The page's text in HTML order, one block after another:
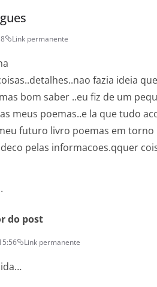
Link permanente
fazia ideia
bom saber ..eu fiz de um
meus poemas..e la que tudo
futuro livro poemas em torno
pelas informacoes.qquer
do post
Link permanente